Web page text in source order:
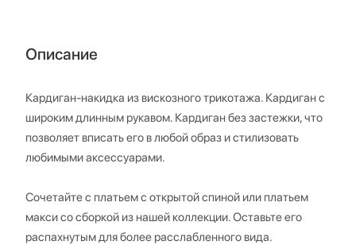
Описание
Кардиган-накидка из вискозного трикотажа. Кардиган с
широким длинным рукавом. Кардиган без застежки, что
позволяет вписать его в любой образ и стилизовать
любимыми аксессуарами.
Сочетайте с платьем с открытой спиной или платьем
макси со сборкой из нашей коллекции. Оставьте его
распахнутым для более расслабленного вида.